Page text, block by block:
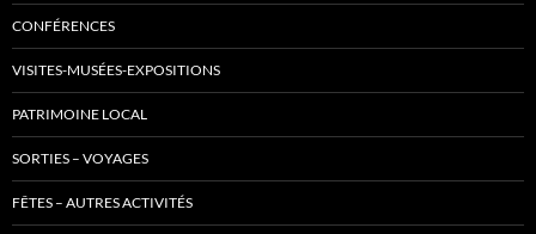
CONFÉRENCES
VISITES-MUSÉES-EXPOSITIONS
PATRIMOINE LOCAL
SORTIES – VOYAGES
FÊTES – AUTRES ACTIVITÉS